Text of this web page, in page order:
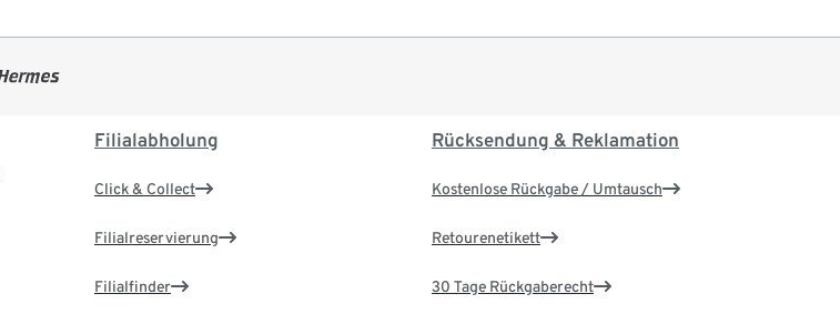
Filialabholung
Click & Collect
Filialreservierung
Filialfinder
Rücksendung & Reklamation
Kostenlose Rückgabe / Umtausch
Retourenetikett
30 Tage Rückgaberecht